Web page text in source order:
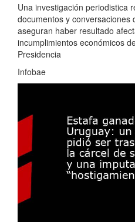
Una investigación periodistica
documentos y conversaciones
aseguran haber resultado
incumplimientos económicos
Presidencia
Infobae